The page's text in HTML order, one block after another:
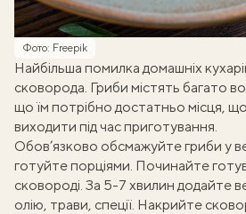
Фото: Freepik
Найбільша помилка домашніх
сковорода. Гриби містять багато
що їм потрібно достатньо місця,
виходити під час приготування.
Обов’язково обсмажуйте гриби у
готуйте порціями. Починайте
сковороді. За 5-7 хвилин додайте
олію, трави, спеції. Накрийте